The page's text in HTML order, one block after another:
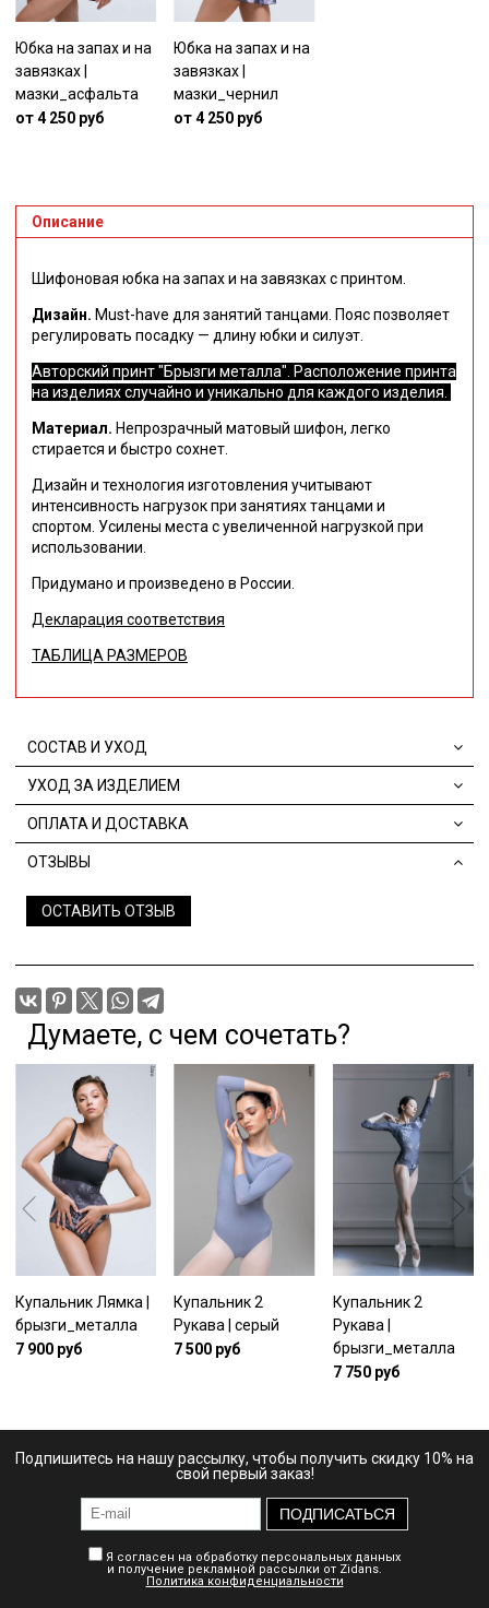
Юбка на запах и на
завязках |
мазки_асфальта
от 4 250 руб
Юбка на запах и на
завязках |
мазки_чернил
от 4 250 руб
Описание
Шифоновая юбка на запах и на завязках с принтом.
Дизайн. Must-have для занятий танцами. Пояс позволяет
регулировать посадку — длину юбки и силуэт.
Авторский принт "Брызги металла". Расположение принта
на изделиях случайно и уникально для каждого изделия.
Материал. Непрозрачный матовый шифон, легко
стирается и быстро сохнет.
Дизайн и технология изготовления учитывают
интенсивность нагрузок при занятиях танцами и
спортом. Усилены места с увеличенной нагрузкой при
использовании.
Придумано и произведено в России.
Декларация соответствия
ТАБЛИЦА РАЗМЕРОВ
СОСТАВ И УХОД
УХОД ЗА ИЗДЕЛИЕМ
ОПЛАТА И ДОСТАВКА
ОТЗЫВЫ
ОСТАВИТЬ ОТЗЫВ
Думаете, с чем сочетать?
Купальник Лямка |
брызги_металла
7 900 руб
Купальник 2
Рукава | серый
7 500 руб
Купальник 2
Рукава |
брызги_металла
7 750 руб
Подпишитесь на нашу рассылку, чтобы получить скидку 10% на
свой первый заказ!
ПОДПИСАТЬСЯ
Я согласен на обработку персональных данных
и получение рекламной рассылки от Zidans.
Политика конфиденциальности